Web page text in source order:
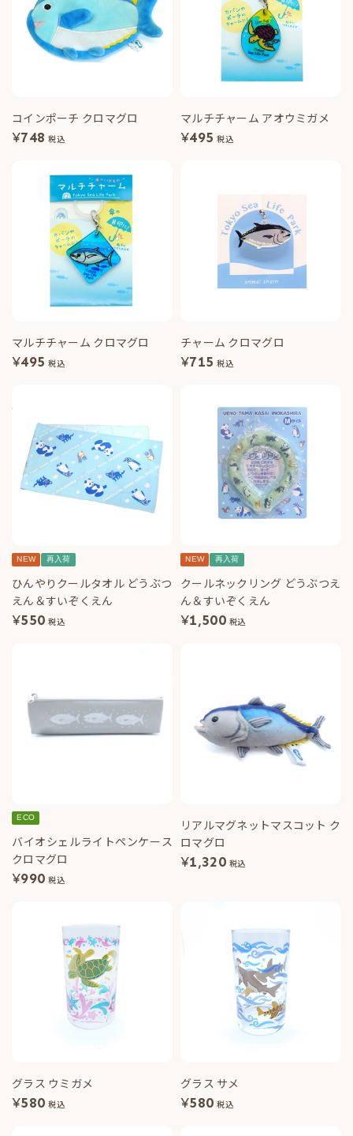
コインポーチ クロマグロ
¥748 税込
マルチチャーム アオウミガメ
¥495 税込
マルチチャーム クロマグロ
¥495 税込
チャーム クロマグロ
¥715 税込
NEW 再入荷
ひんやりクールタオル どうぶつ
えん＆すいぞくえん
¥550 税込
NEW 再入荷
クールネックリング どうぶつえ
ん＆すいぞくえん
¥1,500 税込
ECO
バイオシェルライトペンケース
クロマグロ
¥990 税込
リアルマグネットマスコット ク
ロマグロ
¥1,320 税込
グラス ウミガメ
¥580 税込
グラス サメ
¥580 税込